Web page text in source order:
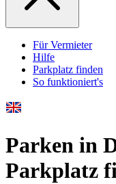
Für Vermieter
Hilfe
Parkplatz finden
So funktioniert's
Parken in
Parkplatz